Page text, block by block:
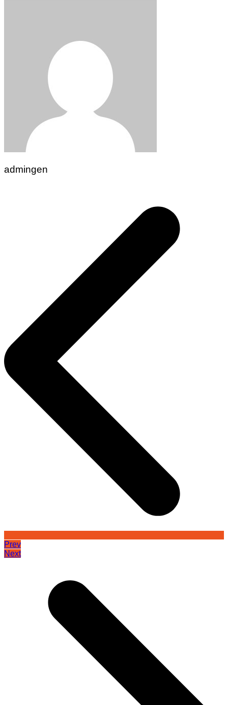
admingen
Prev
Next